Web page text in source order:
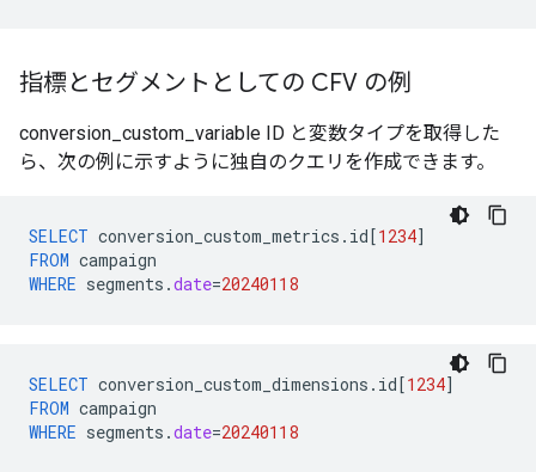
指標とセグメントとしての CFV の例
conversion_custom_variable ID と変数タイプを取得した
ら、次の例に示すように独自のクエリを作成できます。
SELECT conversion_custom_metrics . id[1234]
FROM campaign
WHERE segments .date=20240118
SELECT conversion_custom_dimensions . id[1234]
FROM campaign
WHERE segments .date=20240118